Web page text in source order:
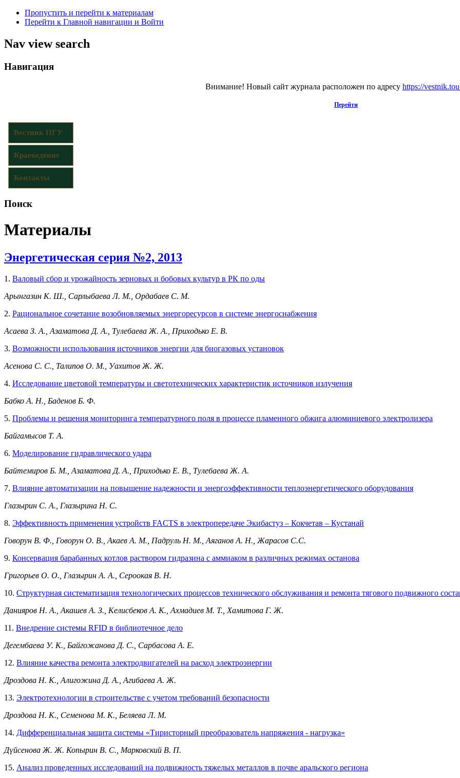
Пропустить и перейти к материалам
Перейти к Главной навигации и Войти
Nav view search
Навигация
Внимание! Новый сайт журнала расположен по адресу https://
Перейти
Вестник ПГУ
Краеведение
Контакты
Поиск
Материалы
Энергетическая серия №2, 2013
1. Валовый сбор и урожайность зерновых и бобовых культур в РК по оды
Арынгазин К. Ш., Сарлыбаева Л. М., Ордабаев С. М.
2. Рациональное сочетание возобновляемых энергоресурсов в системе энергоснабжения
Асаева З. А., Азаматова Д. А., Тулебаева Ж. А., Приходько Е. В.
3. Возможности использования источников энергии для биогазовых установок
Асенова С. С., Талипов О. М., Уахитов Ж. Ж.
4. Исследование цветовой температуры и светотехнических характеристик источников излучения
Бабко А. Н., Баденов Б. Ф.
5. Проблемы и решения мониторинга температурного поля в процессе пламенного обжига алюминиевого электролизера
Байгамысов Т. А.
6. Моделирование гидравлического удара
Байтемиров Б. М., Азаматова Д. А., Приходько Е. В., Тулебаева Ж. А.
7. Влияние автоматизации на повышение надежности и энергоэффективности теплоэнергетического оборудования
Глазырин C. А., Глазырина Н. С.
8. Эффективность применения устройств FACTS в электропередаче Экибастуз – Кокчетав – Кустанай
Говорун В. Ф., Говорун О. В., Акаев А. М., Падруль Н. М., Аяганов А. Н., Жарасов С.С.
9. Консервация барабанных котлов раствором гидразина с аммиаком в различных режимах останова
Григорьев О. О., Глазырин А. А., Сероокая В. Н.
10. Структурная систематизация технологических процессов технического обслуживания и ремонта тягового подвижного
Данияров Н. А., Акашев А. З., Келисбеков А. К., Ахмадиев М. Т., Хамитова Г. Ж.
11. Внедрение системы RFID в библиотечное дело
Дегембаева У. К., Байгожанова Д. С., Сарбасова А. Е.
12. Влияние качества ремонта электродвигателей на расход электроэнергии
Дроздова Н. К., Алигожина Д. А., Агибаева А. Ж.
13. Электротехнологии в строительстве с учетом требований безопасности
Дроздова Н. К., Семенова М. К., Беляева Л. М.
14. Дифференциальная защита системы «Тиристорный преобразователь напряжения - нагрузка»
Дүйсенова Ж. Ж. Копырин В. С., Марковский В. П.
15. Анализ проведенных исследований на подвижность тяжелых металлов в почве аральского региона